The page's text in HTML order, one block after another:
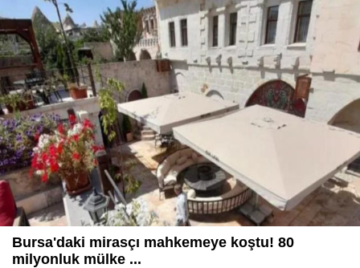
Bursa'daki mirasçı mahkemeye koştu! 80
milyonluk mülke ...